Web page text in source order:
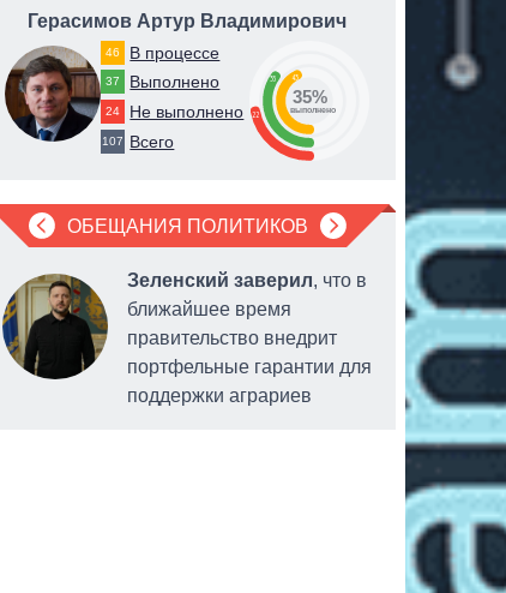
Герасимов Артур Владимирович
46 В процессе
37 Выполнено
24 Не выполнено
107 Всего
22
35 43
35%
выполнено
ОБЕЩАНИЯ ПОЛИТИКОВ
Зеленский заверил, что в
ближайшее время
правительство внедрит
портфельные гарантии для
поддержки аграриев